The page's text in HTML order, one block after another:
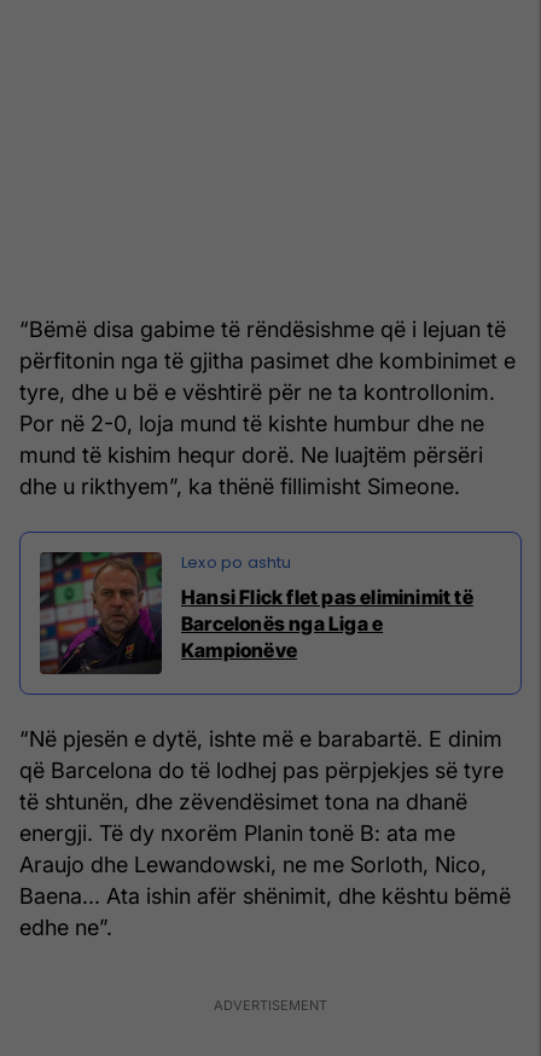
“Bëmë disa gabime të rëndësishme që i lejuan të
përfitonin nga të gjitha pasimet dhe kombinimet e
tyre, dhe u bë e vështirë për ne ta kontrollonim.
Por në 2-0, loja mund të kishte humbur dhe ne
mund të kishim hequr dorë. Ne luajtëm përsëri
dhe u rikthyem”, ka thënë fillimisht Simeone.
Hansi Flick flet pas eliminimit të
Barcelonës nga Liga e
Kampionëve
“Në pjesën e dytë, ishte më e barabartë. E dinim
që Barcelona do të lodhej pas përpjekjes së tyre
të shtunën, dhe zëvendësimet tona na dhanë
energji. Të dy nxorëm Planin tonë B: ata me
Araujo dhe Lewandowski, ne me Sorloth, Nico,
Baena... Ata ishin afër shënimit, dhe kështu bëmë
edhe ne”.